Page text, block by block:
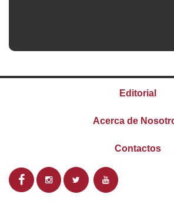
Editorial
Acerca de
Contactos